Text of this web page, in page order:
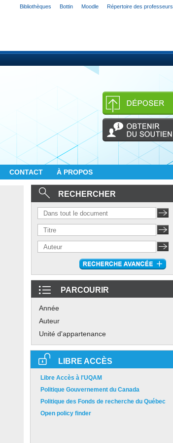
Bibliothèques Bottin Moodle Répertoire des professeurs
CONTACT À PROPOS
RECHERCHER
PARCOURIR
Année
Auteur
Unité d'appartenance
LIBRE ACCÈS
Libre Accès à l'UQAM
Politique Gouvernement du Canada
Politique des Fonds de recherche du Québec
Open policy finder